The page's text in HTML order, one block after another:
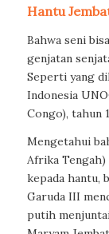
Hantu
Bahwa seni
genjatan
Seperti yang
Indonesia
Congo), tahun
Mengetahui
Afrika
kepada hantu,
Garuda III
putih